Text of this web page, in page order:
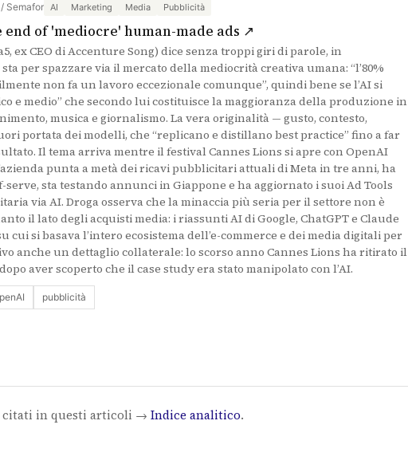
/ Semafor AI Marketing Media Pubblicità
end of 'mediocre' human-made ads ↗
ex CEO di Accenture Song) dice senza troppi giri di parole, in
sta per spazzare via il mercato della mediocrità creativa umana: “l’80%
non fa un lavoro eccezionale comunque”, quindi bene se l’AI si
e medio” che secondo lui costituisce la maggioranza della produzione in
musica e giornalismo. La vera originalità — gusto, contesto,
portata dei modelli, che “replicano e distillano best practice” fino a far
Il tema arriva mentre il festival Cannes Lions si apre con OpenAI
punta a metà dei ricavi pubblicitari attuali di Meta in tre anni, ha
sta testando annunci in Giappone e ha aggiornato i suoi Ad Tools
via AI. Droga osserva che la minaccia più seria per il settore non è
il lato degli acquisti media: i riassunti AI di Google, ChatGPT e Claude
cui si basava l’intero ecosistema dell’e-commerce e dei media digitali per
anche un dettaglio collaterale: lo scorso anno Cannes Lions ha ritirato il
aver scoperto che il case study era stato manipolato con l’AI.
pubblicità
citati in questi articoli → Indice analitico.